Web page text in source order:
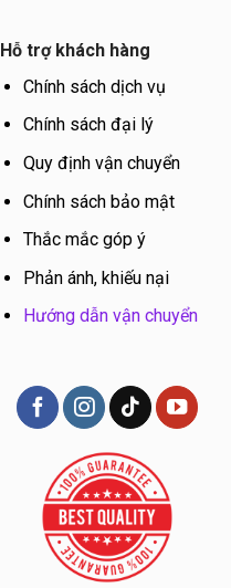
Hỗ trợ khách hàng
Chính sách dịch vụ
Chính sách đại lý
Quy định vận chuyển
Chính sách bảo mật
Thắc mắc góp ý
Phản ánh, khiếu nại
Hướng dẫn vận chuyển